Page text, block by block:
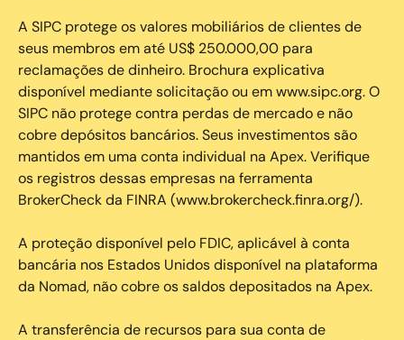
A SIPC protege os valores mobiliários de clientes de
seus membros em até US$ 250.000,00 para
reclamações de dinheiro. Brochura explicativa
disponível mediante solicitação ou em www.sipc.org. O
SIPC não protege contra perdas de mercado e não
cobre depósitos bancários. Seus investimentos são
mantidos em uma conta individual na Apex. Verifique
os registros dessas empresas na ferramenta
BrokerCheck da FINRA (www.brokercheck.finra.org/).
A proteção disponível pelo FDIC, aplicável à conta
bancária nos Estados Unidos disponível na plataforma
da Nomad, não cobre os saldos depositados na Apex.
A transferência de recursos para sua conta de